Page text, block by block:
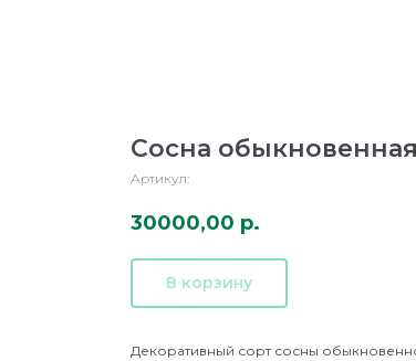
Сосна
Артикул:
30000,00 р.
В корзину
Декоративный сорт сосны